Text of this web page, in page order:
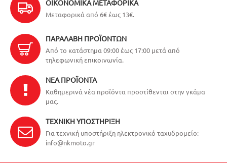
ΟΙΚΟΝΟΜΙΚΆ ΜΕΤΑΦΟΡΙΚΆ
Μεταφορικά από 6€ έως 13€.
ΠΑΡΑΛΑΒΉ ΠΡΟΪΌΝΤΩΝ
Από το κατάστημα 09:00 έως 17:00 μετά από
τηλεφωνική επικοινωνία.
ΝΈΑ ΠΡΟΪΌΝΤΑ
Καθημερινά νέα προϊόντα προστίθενται στην γκάμα
μας.
ΤΕΧΝΙΚΉ ΥΠΟΣΤΉΡΙΞΗ
Για τεχνική υποστήριξη ηλεκτρονικό ταχυδρομείο:
info@nkmoto.gr